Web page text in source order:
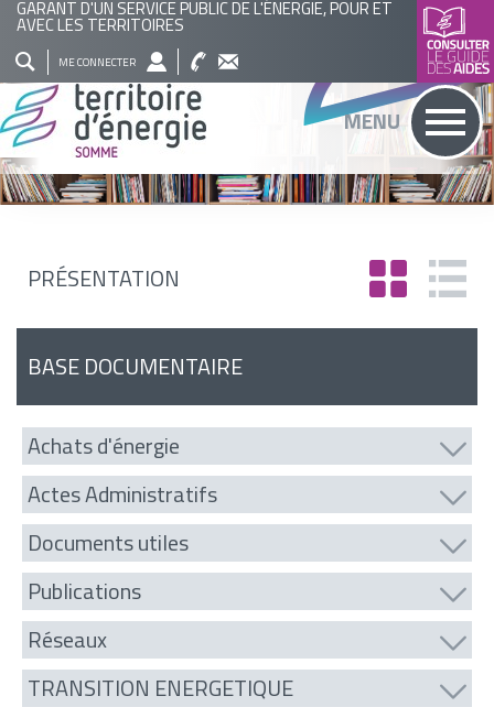
GARANT D'UN SERVICE PUBLIC DE L'ÉNERGIE, POUR ET
AVEC LES TERRITOIRES
ME CONNECTER
RECHERCHER MENU
PRÉSENTATION
BASE DOCUMENTAIRE
Achats d'énergie
Actes Administratifs
Documents utiles
Publications
Réseaux
TRANSITION ENERGETIQUE
QUI
SOMMES
NOUS
?
NOS
ACTIONS
ACTUALITÉS
AGENDA
BASE
DOCUMENTAIRE